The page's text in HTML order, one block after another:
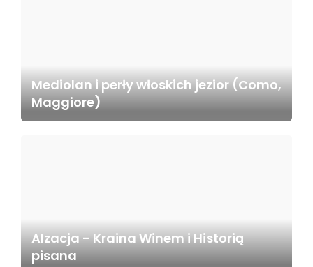
Mediolan i perły włoskich jezior (Como,
Maggiore)
Alzacja - Kraina Winem i Historią
pisana